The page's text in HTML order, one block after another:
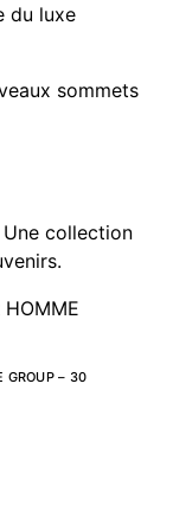
du luxe
sommets
Une collection
HOMME
GROUP – 30